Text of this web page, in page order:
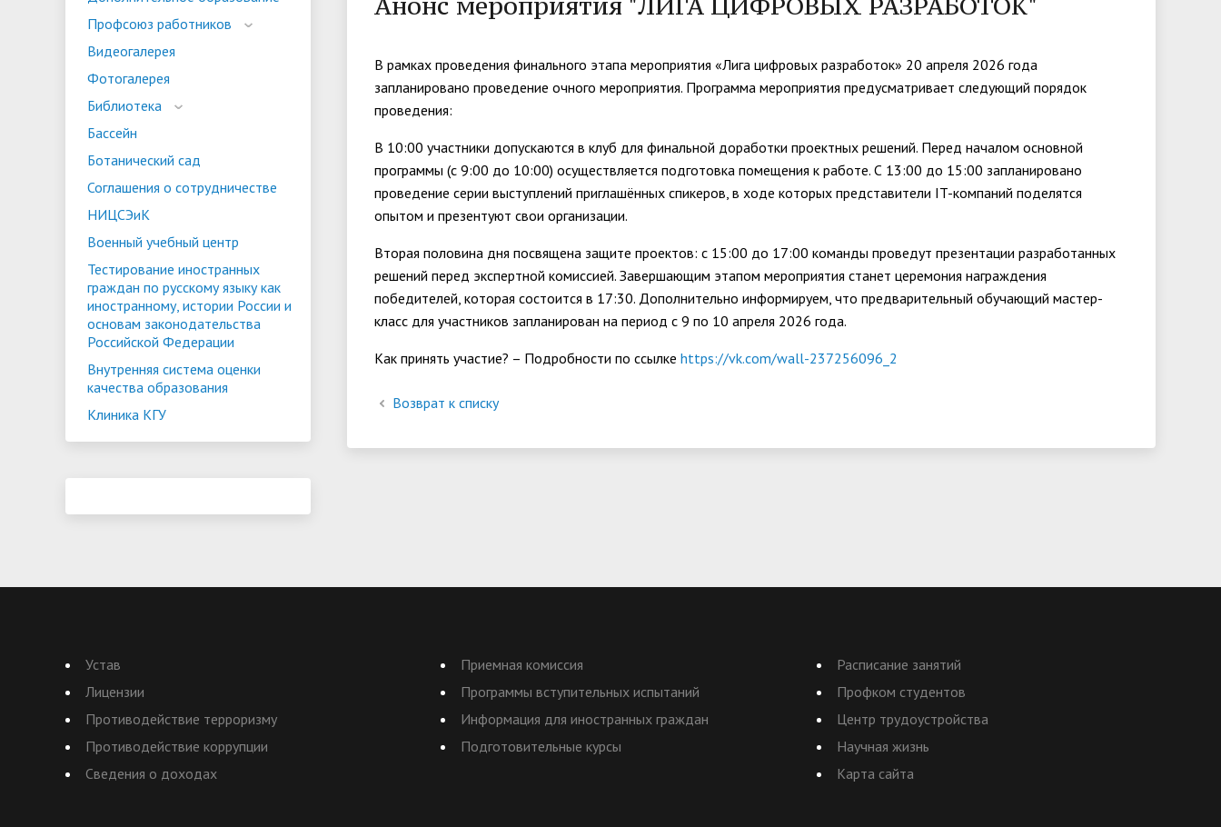
Военный учебный центр
по русскому языку как иностранному,
истории России и основам
законодательства Российской
Федерации
образования
испытаний
документов
Особая квота Отдельная квота Подготовительные курсы
Расписание и результаты
Информация о зачислении
Информация для иностранных
граждан
Общежития
Объединенный совет обучающихся Заселение в общежитие
университета"
университета. Серия 1.
Педагогические науки"
университета. Серия 2. Исследования
Журнал "Вестник Калужского
Политика. Право"
Национальные проекты Российской
Федерации
Профсоюз работников
Видеогалерея
Фотогалерея
Библиотека
Бассейн
Ботанический сад
Соглашения о сотрудничестве
НИЦСЭиК
Военный учебный центр
Тестирование иностранных
граждан по русскому языку как
иностранному, истории России и
основам законодательства
Российской Федерации
Внутренняя система оценки
качества образования
Клиника КГУ
В рамках проведения финального этапа мероприятия «Лига цифровых разработок» 20 апреля 2026 года
запланировано проведение очного мероприятия. Программа мероприятия предусматривает следующий порядок
проведения:
В 10:00 участники допускаются в клуб для финальной доработки проектных решений. Перед началом основной
программы (с 9:00 до 10:00) осуществляется подготовка помещения к работе. С 13:00 до 15:00 запланировано
проведение серии выступлений приглашённых спикеров, в ходе которых представители IT-компаний поделятся
опытом и презентуют свои организации.
Вторая половина дня посвящена защите проектов: с 15:00 до 17:00 команды проведут презентации разработанных
решений перед экспертной комиссией. Завершающим этапом мероприятия станет церемония награждения
победителей, которая состоится в 17:30. Дополнительно информируем, что предварительный обучающий мастер-
класс для участников запланирован на период с 9 по 10 апреля 2026 года.
Как принять участие? – Подробности по ссылке https://vk.com/wall-237256096_2
Возврат к списку
Устав
Лицензии
Противодействие терроризму
Противодействие коррупции
Сведения о доходах
Приемная комиссия
Программы вступительных испытаний
Информация для иностранных граждан
Подготовительные курсы
Расписание занятий
Профком студентов
Центр трудоустройства
Научная жизнь
Карта сайта